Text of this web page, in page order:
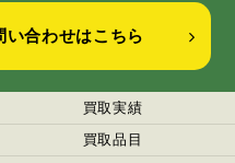
い合わせはこちら
買取実績
買取品目